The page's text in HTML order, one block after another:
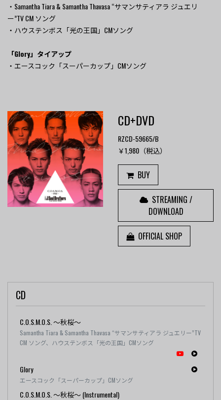
・Samantha Tiara & Samantha Thavasa “サマンサティアラ ジュエリ
ー”TV CM ソング
・ハウステンボス「光の王国」CMソング
「Glory」タイアップ
・エースコック「スーパーカップ」CMソング
CD+DVD
RZCD-59665/B
￥1,980（税込）
BUY
STREAMING /
DOWNLOAD
OFFICIAL SHOP
CD
C.O.S.M.O.S. ～秋桜～
Samantha Tiara & Samantha Thavasa “サマンサティアラ ジュエリー”TV
CM ソング、ハウステンボス「光の王国」CMソング
Glory
エースコック「スーパーカップ」CMソング
C.O.S.M.O.S. ～秋桜～ (Instrumental)